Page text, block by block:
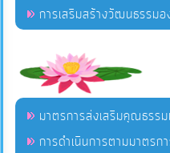
การเสริมสร้างวัฒนธรรม
มาตรการส่งเสริมคุณธรรม
การดำเนินการตามมาตรก